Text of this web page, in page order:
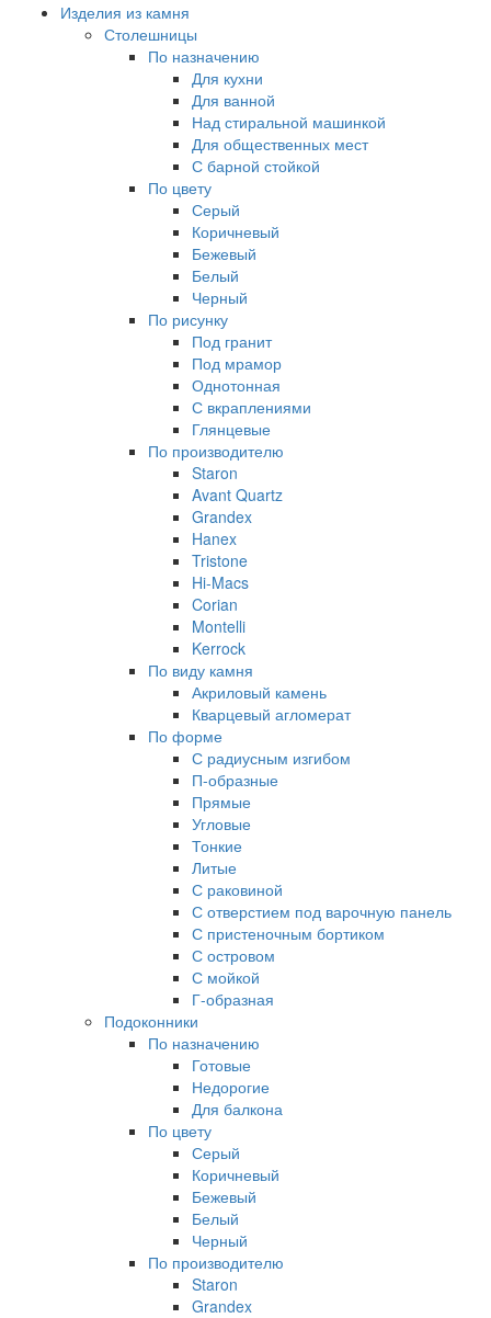
Изделия из камня
Столешницы
По назначению
Для кухни
Для ванной
Над стиральной машинкой
Для общественных мест
С барной стойкой
По цвету
Серый
Коричневый
Бежевый
Белый
Черный
По рисунку
Под гранит
Под мрамор
Однотонная
С вкраплениями
Глянцевые
По производителю
Staron
Avant Quartz
Grandex
Hanex
Tristone
Hi-Macs
Corian
Montelli
Kerrock
По виду камня
Акриловый камень
Кварцевый агломерат
По форме
С радиусным изгибом
П-образные
Прямые
Угловые
Тонкие
Литые
С раковиной
С отверстием под варочную панель
С пристеночным бортиком
С островом
С мойкой
Г-образная
Подоконники
По назначению
Готовые
Недорогие
Для балкона
По цвету
Серый
Коричневый
Бежевый
Белый
Черный
По производителю
Staron
Grandex